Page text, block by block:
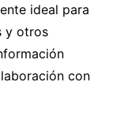
ideal para
y otros
con